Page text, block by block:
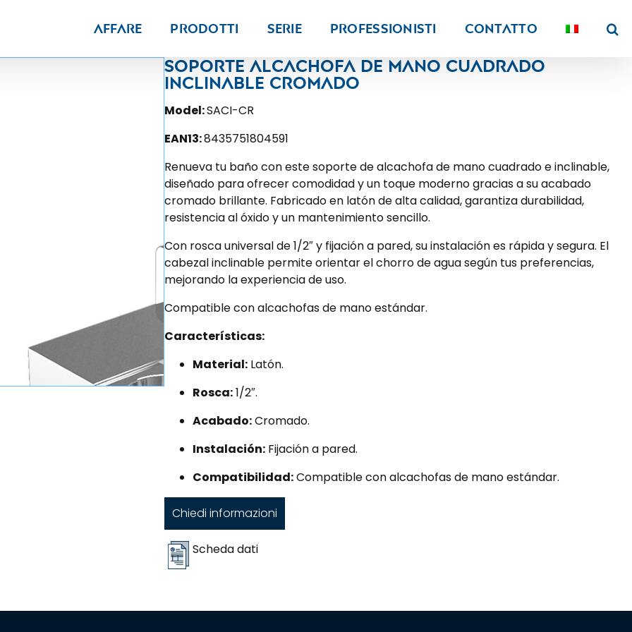
Affare Prodotti Serie PROFESSIONISTI Contatto
Soporte alcachofa de mano cuadrado
inclinable cromado
Model:SACI-CR
EAN13:8435751804591
Renueva tu baño con este soporte de alcachofa de mano cuadrado e inclinable,
diseñado para ofrecer comodidad y un toque moderno gracias a su acabado
cromado brillante. Fabricado en latón de alta calidad, garantiza durabilidad,
resistencia al óxido y un mantenimiento sencillo.
Con rosca universal de 1/2″ y fijación a pared, su instalación es rápida y segura. El
cabezal inclinable permite orientar el chorro de agua según tus preferencias,
mejorando la experiencia de uso.
Compatible con alcachofas de mano estándar.
Características:
Material: Latón.
Rosca:1/2″.
Acabado:Cromado.
Instalación: Fijación a pared.
Compatibilidad:Compatible con alcachofas de mano estándar.
Chiedi informazioni
Scheda dati